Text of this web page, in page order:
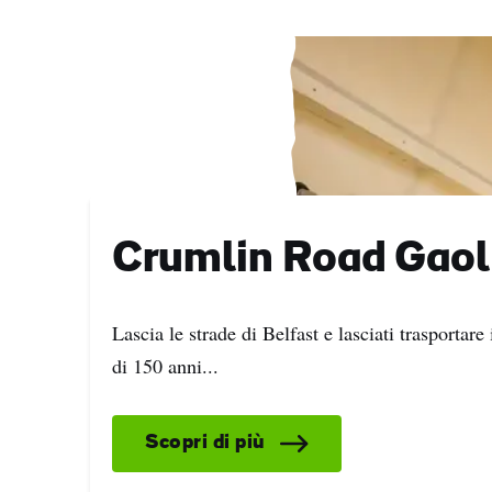
Crumlin Road Gaol
Lascia le strade di Belfast e lasciati
di 150 anni...
Scopri di più